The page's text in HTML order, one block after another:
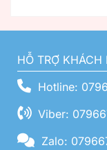
HỖ TRỢ KHÁCH
Hotline:
Viber:
Zalo: